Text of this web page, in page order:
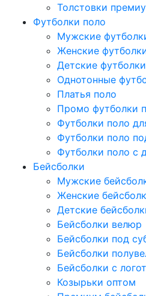
Толстовки
Футболки поло
Мужские
Женские
Детские
Однотонные
Платья поло
Промо футболки
Футболки поло
Футболки поло
Футболки поло с
Бейсболки
Мужские
Женские
Детские
Бейсболки велюр
Бейсболки под
Бейсболки
Бейсболки с
Козырьки оптом